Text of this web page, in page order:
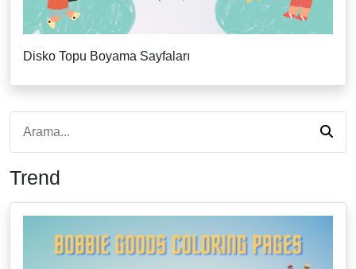
Disko Topu Boyama Sayfaları
Trend